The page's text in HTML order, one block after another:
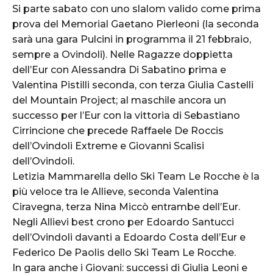
Si parte sabato con uno slalom valido come prima
prova del Memorial Gaetano Pierleoni (la seconda
sarà una gara Pulcini in programma il 21 febbraio,
sempre a Ovindoli). Nelle Ragazze doppietta
dell’Eur con Alessandra Di Sabatino prima e
Valentina Pistilli seconda, con terza Giulia Castelli
del Mountain Project; al maschile ancora un
successo per l’Eur con la vittoria di Sebastiano
Cirrincione che precede Raffaele De Roccis
dell’Ovindoli Extreme e Giovanni Scalisi
dell’Ovindoli.
Letizia Mammarella dello Ski Team Le Rocche è la
più veloce tra le Allieve, seconda Valentina
Ciravegna, terza Nina Miccò entrambe dell’Eur.
Negli Allievi best crono per Edoardo Santucci
dell’Ovindoli davanti a Edoardo Costa dell’Eur e
Federico De Paolis dello Ski Team Le Rocche.
In gara anche i Giovani: successi di Giulia Leoni e